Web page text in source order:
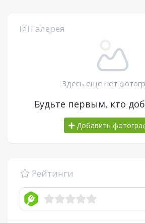
Галерея
Здесь еще нет
Будьте первым, кто
Добавить
Рейтинги